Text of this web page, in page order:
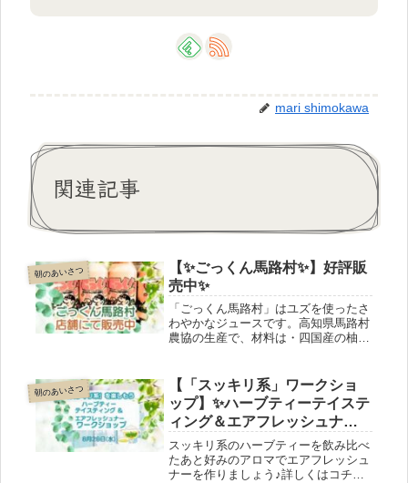
mari shimokawa
関連記事
朝のあいさつ
【✨ごっくん馬路村✨】好評販
売中✨
「ごっくん馬路村」はユズを使ったさ
わやかなジュースです。高知県馬路村
農協の生産で、材料は・四国産の柚
も飲めるし、スクリューキャップのア
ルミ缶なので持ち歩きも楽！なので、
お散歩のお供に最適！お求めは船橋お
くすり舎で♪お待ちしております。
朝のあいさつ
【「スッキリ系」ワークショ
ップ】✨ハーブティーテイステ
ィング＆エアフレッシュナー
作り♪
スッキリ系のハーブティーを飲み比べ
たあと好みのアロマでエアフレッシュ
ナーを作りましょう♪詳しくはコチラ